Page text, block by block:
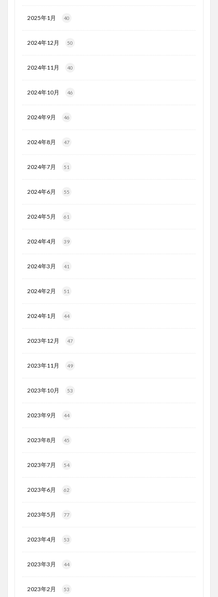
2025年1月 40
2024年12月 50
2024年11月 40
2024年10月 46
2024年9月 46
2024年8月 47
2024年7月 51
2024年6月 55
2024年5月 61
2024年4月 39
2024年3月 41
2024年2月 51
2024年1月 44
2023年12月 47
2023年11月 49
2023年10月 53
2023年9月 44
2023年8月 45
2023年7月 54
2023年6月 62
2023年5月 77
2023年4月 53
2023年3月 44
2023年2月 53